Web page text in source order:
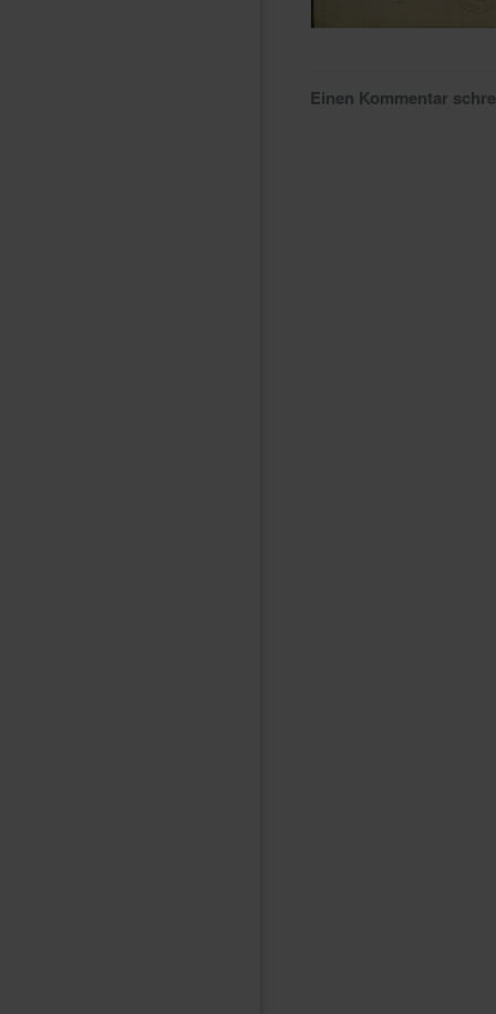
Einen Kommentar